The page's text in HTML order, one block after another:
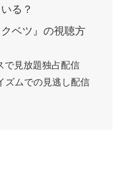
る？
ベツ』の視聴方
で見放題独占配信
ズムでの見逃し配信